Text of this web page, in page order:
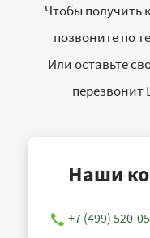
Чтобы получить
позвоните по
Или оставьте
перезвонит
Наши
+7 (499) 520-